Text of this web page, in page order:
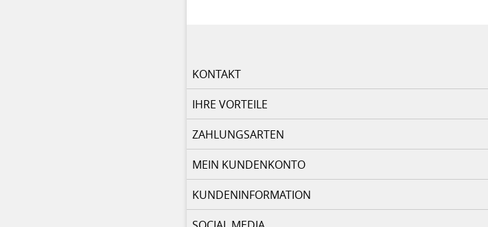
KONTAKT
IHRE VORTEILE
ZAHLUNGSARTEN
MEIN KUNDENKONTO
KUNDENINFORMATION